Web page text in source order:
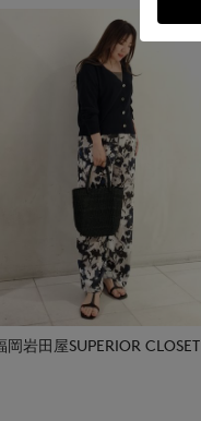
岡岩田屋SUPERIOR CLOSET